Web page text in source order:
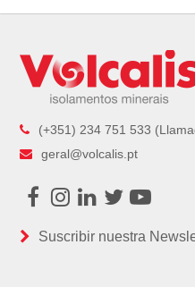
(+351) 234 751 533
geral@volcalis.pt
Facebook
Instagram
LinkedIn
Twitter
Suscribir nuestra